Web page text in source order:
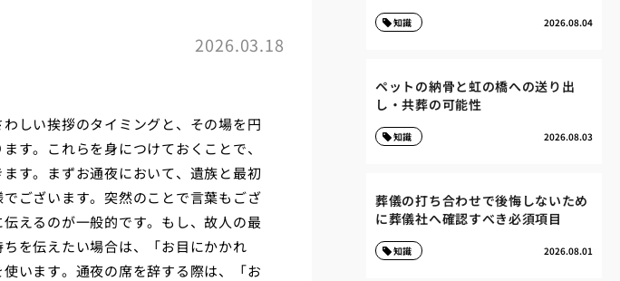
2026.03.18
しい挨拶のタイミングと、その場を円
す。これらを身につけておくことで、
す。まずお通夜において、遺族と最初
ございます。突然のことで言葉もござ
えるのが一般的です。もし、故人の最
を伝えたい場合は、「お目にかかれ
います。通夜の席を辞する際は、「お
2026.08.04
知識
ペットの納骨と虹の橋への送り出
し・共葬の可能性
2026.08.03
知識
葬儀の打ち合わせで後悔しないため
に葬儀社へ確認すべき必須項目
2026.08.01
知識